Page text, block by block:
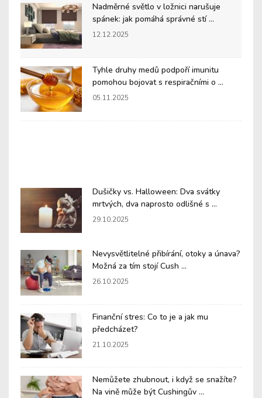
Nadměrné světlo v ložnici narušuje
spánek: jak pomáhá správné stí ...
12.12.2025
Tyhle druhy medů podpoří imunitu
pomohou bojovat s respiračními o ...
05.11.2025
Dušičky vs. Halloween: Dva svátky
mrtvých, dva naprosto odlišné s ...
29.10.2025
Nevysvětlitelné přibírání, otoky a únava?
Možná za tím stojí Cush ...
26.10.2025
Finanční stres: Co to je a jak mu
předcházet?
21.10.2025
Nemůžete zhubnout, i když se snažíte?
Na vině může být Cushingův ...